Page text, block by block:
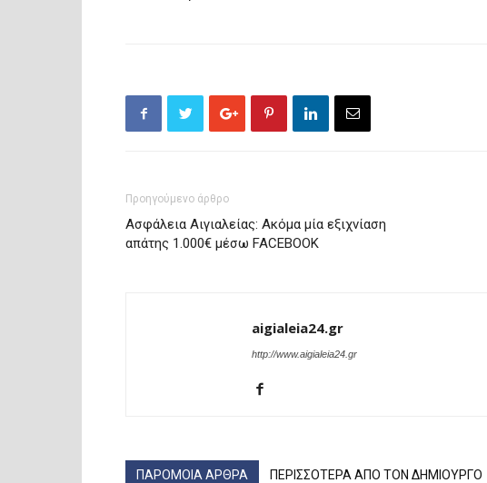
Προηγούμενο άρθρο
Ασφάλεια Αιγιαλείας: Ακόμα μία εξιχνίαση
απάτης 1.000€ μέσω FACEBOOK
aigialeia24.gr
http://www.aigialeia24.gr
ΠΑΡΟΜΟΙΑ ΑΡΘΡΑ ΠΕΡΙΣΣΟΤΕΡΑ ΑΠΟ ΤΟΝ ΔΗΜΙΟΥΡΓΟ